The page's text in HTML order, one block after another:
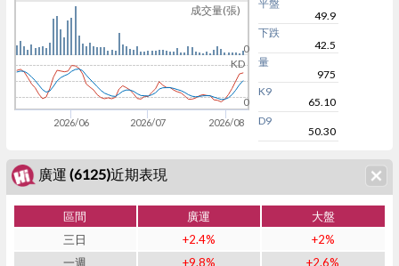
成交量(張)
KD
2026/06 2026/07 2026/08
0
0
平盤
49.9
下跌
42.5
量
975
K9
65.10
D9
50.30
廣運 (6125)近期表現
區間 廣運
大盤
三日
+2.4%
+2%
一週
+9.8%
+2.6%